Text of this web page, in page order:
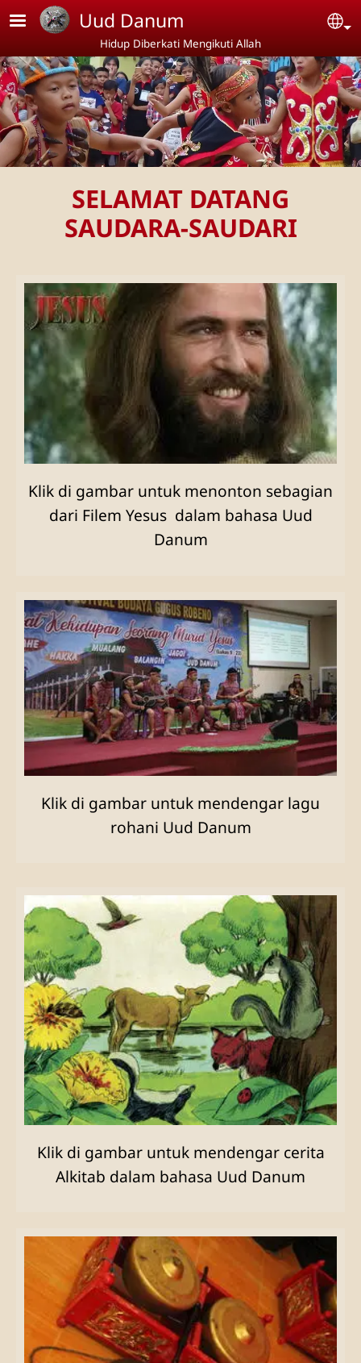
Lompat ke isi utama
Uud Danum
Hidup Diberkati Mengikuti Allah
SELAMAT DATANG
SAUDARA-SAUDARI
Klik di gambar untuk menonton sebagian
dari Filem Yesus dalam bahasa Uud
Danum
Klik di gambar untuk mendengar lagu
rohani Uud Danum
Klik di gambar untuk mendengar cerita
Alkitab dalam bahasa Uud Danum